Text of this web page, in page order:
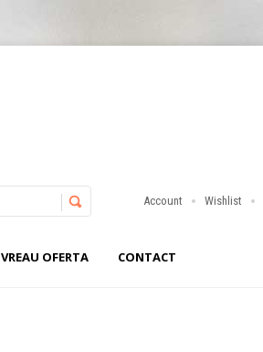
Account Wishlist
VREAU OFERTA CONTACT